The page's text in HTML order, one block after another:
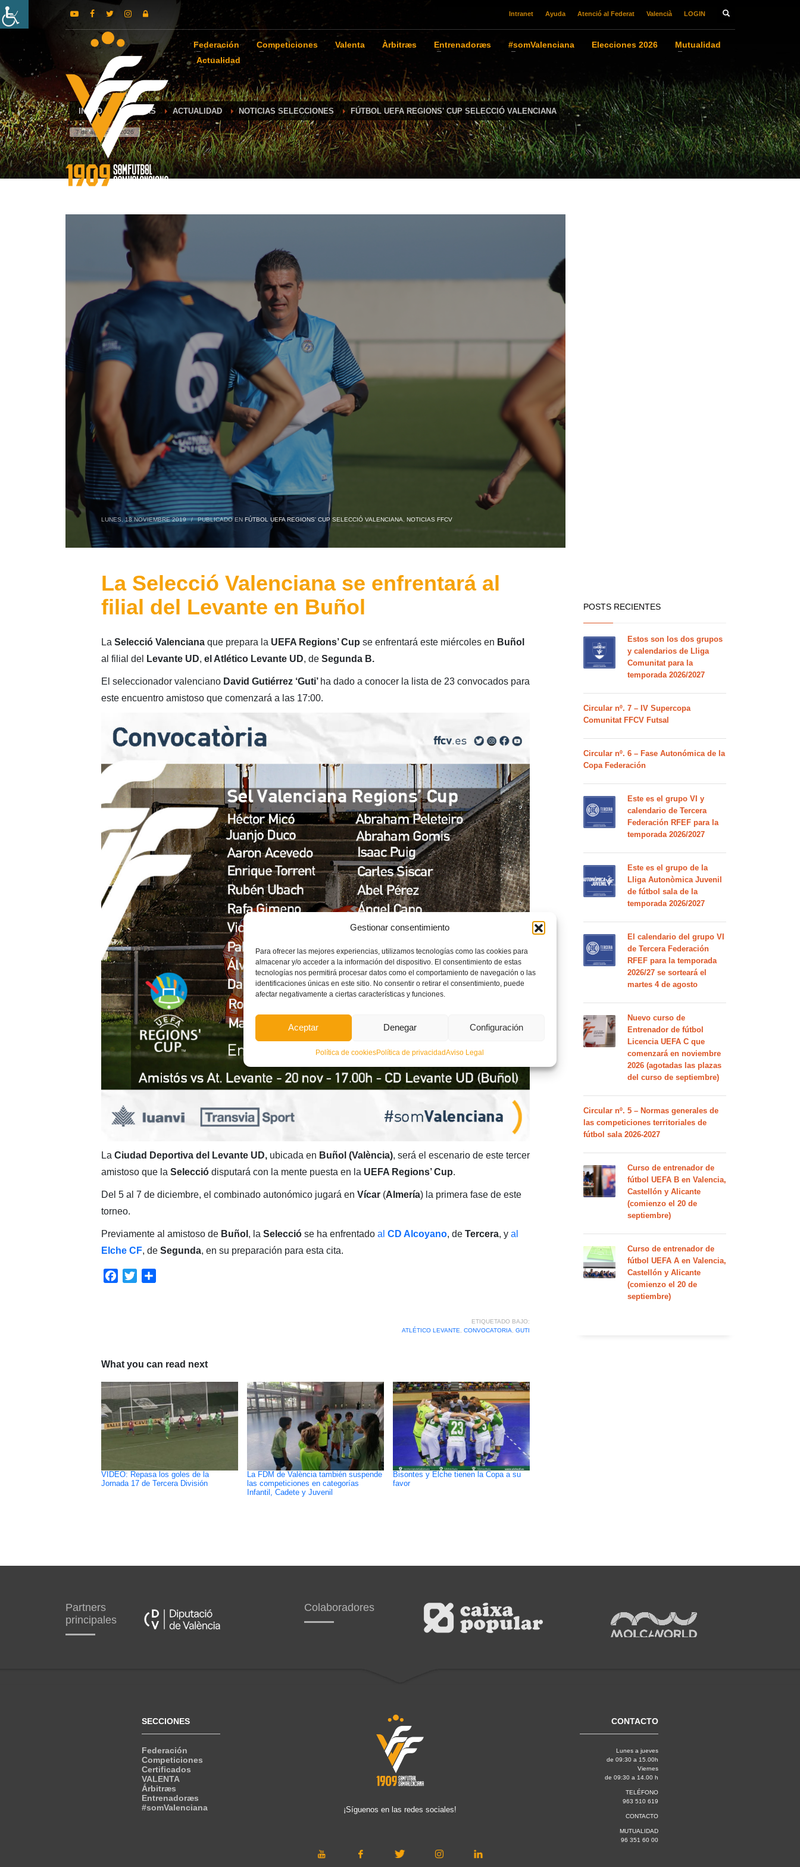
Gestionar consentimiento
Para ofrecer las mejores experiencias, utilizamos tecnologías como las cookies para
almacenar y/o acceder a la información del dispositivo. El consentimiento de estas
tecnologías nos permitirá procesar datos como el comportamiento de navegación o las
identificaciones únicas en este sitio. No consentir o retirar el consentimiento, puede
afectar negativamente a ciertas características y funciones.
Aceptar Denegar Configuración
Política de cookiesPolítica de privacidadAviso Legal
Intranet Ayuda Atenció al Federat Valencià LOGIN
Federación Competiciones Valenta Àrbitræs Entrenadoræs #somValenciana Elecciones 2026
Mutualidad
Actualidad
INICIO NOTICIAS ACTUALIDAD NOTICIAS SELECCIONES FÚTBOL UEFA REGIONS' CUP SELECCIÓ VALENCIANA
7 de agosto de 2026
LUNES, 18 NOVIEMBRE 2019 / PUBLICADO EN FÚTBOL UEFA REGIONS' CUP SELECCIÓ VALENCIANA NOTICIAS FFCV
La Selecció Valenciana se enfrentará al
filial del Levante en Buñol
La Selecció Valencianaque prepara la UEFA Regions’ Cup se enfrentará este miércoles en Buñol
al filial del
Levante UD, el Atlético Levante UD, deSegunda B.
El seleccionador valenciano David Gutiérrez ‘Guti’ ha dado a conocer la lista de 23 convocados para
este encuentro amistoso que comenzará a las 17:00.
La Ciudad Deportiva del Levante UD,ubicada en Buñol (València), será el escenario de este tercer
amistoso que la Selecciódisputará con la mente puesta en la UEFA Regions’ Cup.
Del 5 al 7 de diciembre, el combinado autonómico jugará en Vícar(Almería) la primera fase de este
torneo.
Previamente al amistoso de Buñol , la Seleccióse ha enfrentado al CD Alcoyano, de Tercera, y al
Elche CF, de Segunda, en su preparación para esta cita.
Facebook
Twitter
ETIQUETADO BAJO:
ATLÉTICO LEVANTE
CONVOCATORIA GUTI
What you can read next
VIDEO: Repasa los goles de la
Jornada 17 de Tercera División
La FDM de València también suspende
las competiciones en categorías
Infantil, Cadete y Juvenil
Bisontes y Elche tienen la Copa a su
favor
POSTS RECIENTES
Estos son los dos grupos
y calendarios de Lliga
Comunitat para la
temporada 2026/2027
Circular nº. 7 – IV Supercopa
Comunitat FFCV Futsal
Circular nº. 6 – Fase Autonómica de la
Copa Federación
Este es el grupo VI y
calendario de Tercera
Federación RFEF para la
temporada 2026/2027
Este es el grupo de la
Lliga Autonòmica Juvenil
de fútbol sala de la
temporada 2026/2027
El calendario del grupo VI
de Tercera Federación
RFEF para la temporada
2026/27 se sorteará el
martes 4 de agosto
Nuevo curso de
Entrenador de fútbol
Licencia UEFA C que
comenzará en noviembre
2026 (agotadas las plazas
del curso de septiembre)
Circular nº. 5 – Normas generales de
las competiciones territoriales de
fútbol sala 2026-2027
Curso de entrenador de
fútbol UEFA B en Valencia,
Castellón y Alicante
(comienzo el 20 de
septiembre)
Curso de entrenador de
fútbol UEFA A en Valencia,
Castellón y Alicante
(comienzo el 20 de
septiembre)
Partners
principales
Colaboradores
SECCIONES
Federación
Competiciones
Certificados
VALENTA
Árbitræs
Entrenadoræs
#somValenciana
¡Síguenos en las redes sociales!
CONTACTO
Lunes a jueves
de 09:30 a 15.00h
Viernes
de 09:30 a 14.00 h
TELÉFONO
963 510 619
CONTACTO
MUTUALIDAD
96 351 60 00